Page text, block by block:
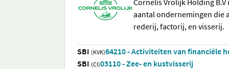
Cornelis Vrolijk Holding
aantal ondernemingen die
rederij, factorij, en visserij.
SBI (KVK)64210 - Activiteiten van financiële
SBI (CI)03110 - Zee- en kustvisserij